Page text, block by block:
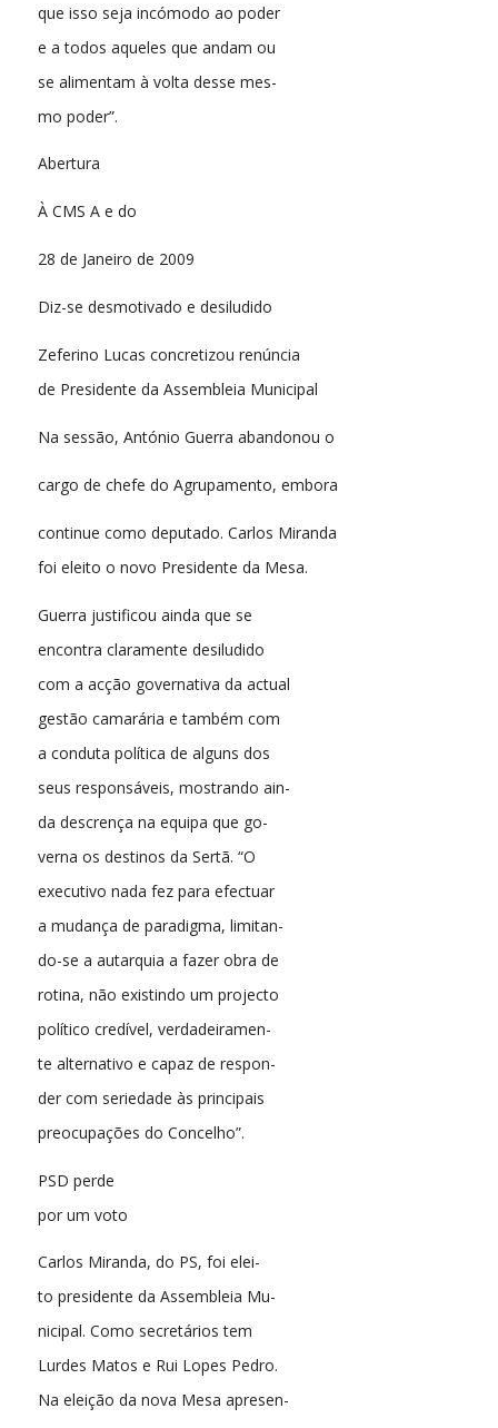
que isso seja incómodo ao poder
e a todos aqueles que andam ou
se alimentam à volta desse mes-
mo poder”.
Abertura
À CMS A e do
28 de Janeiro de 2009
Diz-se desmotivado e desiludido
Zeferino Lucas concretizou renúncia
de Presidente da Assembleia Municipal
Na sessão, António Guerra abandonou o
cargo de chefe do Agrupamento, embora
continue como deputado. Carlos Miranda
foi eleito o novo Presidente da Mesa.
Guerra justificou ainda que se
encontra claramente desiludido
com a acção governativa da actual
gestão camarária e também com
a conduta política de alguns dos
seus responsáveis, mostrando ain-
da descrença na equipa que go-
verna os destinos da Sertã. “O
executivo nada fez para efectuar
a mudança de paradigma, limitan-
do-se a autarquia a fazer obra de
rotina, não existindo um projecto
político credível, verdadeiramen-
te alternativo e capaz de respon-
der com seriedade às principais
preocupações do Concelho”.
PSD perde
por um voto
Carlos Miranda, do PS, foi elei-
to presidente da Assembleia Mu-
nicipal. Como secretários tem
Lurdes Matos e Rui Lopes Pedro.
Na eleição da nova Mesa apresen-